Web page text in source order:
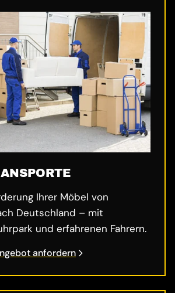
Ihrer Möbel von
Deutschland – mit
und erfahrenen Fahrern.
anfordern